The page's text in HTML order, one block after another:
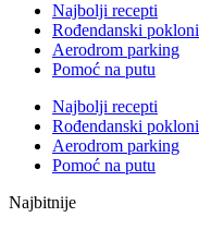
Najbolji recepti
Rođendanski pokloni
Aerodrom parking
Pomoć na putu
Najbolji recepti
Rođendanski pokloni
Aerodrom parking
Pomoć na putu
Najbitnije